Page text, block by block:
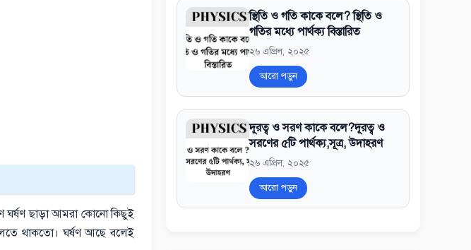
ঘর্ষণ ছাড়া আমরা কোনো কিছুই
থাকতো। ঘর্ষণ আছে বলেই
স্থিতি ও গতি কাকে বলে? স্থিতি ও
গতির মধ্যে পার্থক্য বিস্তারিত
২৬ এপ্রিল, ২০২৫
আরো পড়ুন
দূরত্ব ও সরণ কাকে বলে?দূরত্ব ও
সরণের ৫টি পার্থক্য,সূত্র, উদাহরণ
২৬ এপ্রিল, ২০২৫
আরো পড়ুন